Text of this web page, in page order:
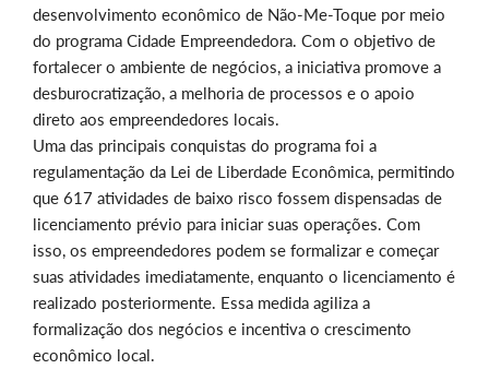
desenvolvimento econômico de Não-Me-Toque por meio
do programa Cidade Empreendedora. Com o objetivo de
fortalecer o ambiente de negócios, a iniciativa promove a
desburocratização, a melhoria de processos e o apoio
direto aos empreendedores locais.
Uma das principais conquistas do programa foi a
regulamentação da Lei de Liberdade Econômica, permitindo
que 617 atividades de baixo risco fossem dispensadas de
licenciamento prévio para iniciar suas operações. Com
isso, os empreendedores podem se formalizar e começar
suas atividades imediatamente, enquanto o licenciamento é
realizado posteriormente. Essa medida agiliza a
formalização dos negócios e incentiva o crescimento
econômico local.